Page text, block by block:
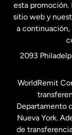
Suecia
esta promoción.
sitio web y
a continuación,
2093
WorldRemit
Departamento
Nueva York.
de